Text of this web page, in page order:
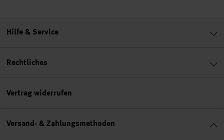
Hilfe & Service
Rechtliches
Vertrag widerrufen
Versand- & Zahlungsmethoden